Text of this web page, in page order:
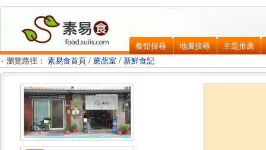
餐館搜尋 地圖搜尋
主題推薦
瀏覽路徑： 素易食首頁 / 蘑蔬室 / 新鮮食記